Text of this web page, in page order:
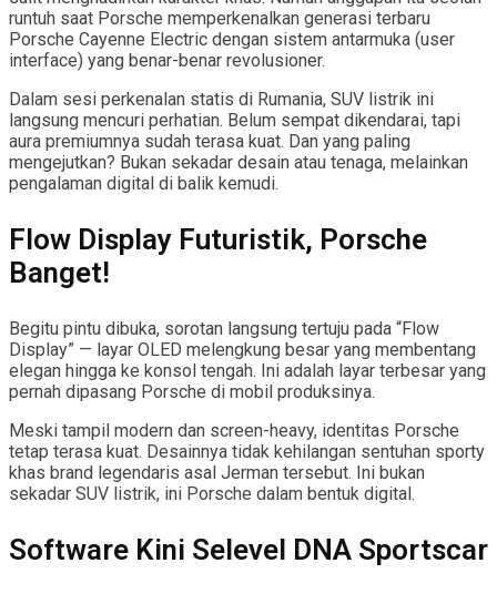
runtuh saat Porsche memperkenalkan generasi terbaru
Porsche Cayenne Electric dengan sistem antarmuka (user
interface) yang benar-benar revolusioner.
Dalam sesi perkenalan statis di Rumania, SUV listrik ini
langsung mencuri perhatian. Belum sempat dikendarai, tapi
aura premiumnya sudah terasa kuat. Dan yang paling
mengejutkan? Bukan sekadar desain atau tenaga, melainkan
pengalaman digital di balik kemudi.
Flow Display Futuristik, Porsche
Banget!
Begitu pintu dibuka, sorotan langsung tertuju pada “Flow
Display” — layar OLED melengkung besar yang membentang
elegan hingga ke konsol tengah. Ini adalah layar terbesar yang
pernah dipasang Porsche di mobil produksinya.
Meski tampil modern dan screen-heavy, identitas Porsche
tetap terasa kuat. Desainnya tidak kehilangan sentuhan sporty
khas brand legendaris asal Jerman tersebut. Ini bukan
sekadar SUV listrik, ini Porsche dalam bentuk digital.
Software Kini Selevel DNA Sportscar